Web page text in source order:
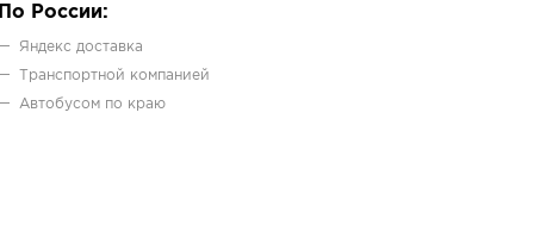
По России:
Яндекс доставка
Транспортной компанией
Автобусом по краю